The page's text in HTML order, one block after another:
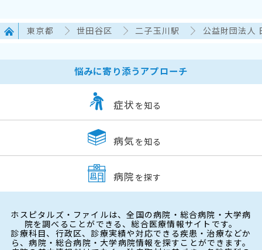
東京都 世田谷区 二子玉川駅 公益財団法人
悩みに寄り添うアプローチ
症状 を知る
病気 を知る
病院 を探す
ホスピタルズ・ファイルは、全国の病院・総合病院・大学病
院を調べることができる、総合医療情報サイトです。
診療科目、行政区、診療実績や対応できる疾患・治療などか
ら、病院・総合病院・大学病院情報を探すことができます。